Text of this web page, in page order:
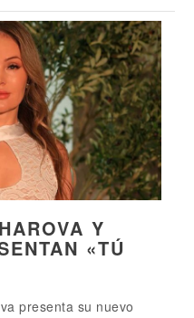
Y
«TÚ
presenta su nuevo